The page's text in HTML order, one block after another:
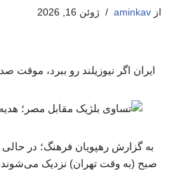
از aminkav ژوئن 16, 2026
ایران اگر نیوزیلند رو ببرد،